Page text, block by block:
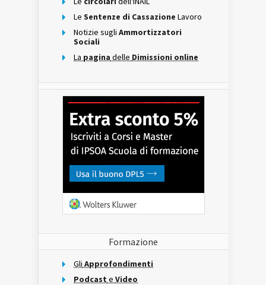
Le Sentenze di Cassazione Lavoro
Notizie sugli Ammortizzatori
Sociali
La pagina delle Dimissioni online
Formazione
Gli Approfondimenti
Podcast e Video